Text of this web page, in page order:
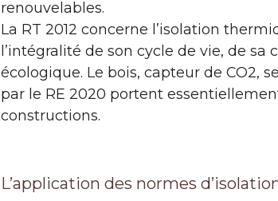
renouvelables.
La RT 2012 concerne l’isolation
l’intégralité de son cycle de vie, de
écologique. Le bois, capteur de CO2,
par le RE 2020 portent
constructions.
L’application des normes